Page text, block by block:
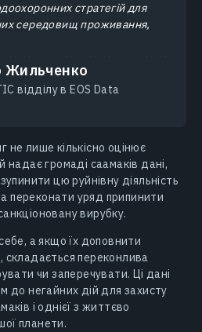
стратегій для
середовищ проживання,
Жильченко
відділу в EOS Data
не лише кількісно оцінює
надає громаді саамаків дані,
цю руйнівну діяльність
переконати уряд припинити
вирубку.
а якщо їх доповнити
складається переконлива
чи заперечувати. Ці дані
до негайних дій для захисту
і однієї з життєво
планети.